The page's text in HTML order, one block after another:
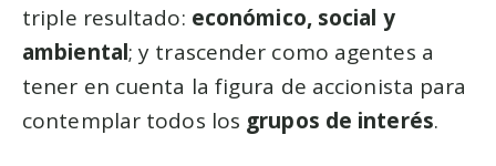
triple resultado: económico, social y
ambiental; y trascender como agentes a
tener en cuenta la figura de accionista para
contemplar todos los grupos de interés.